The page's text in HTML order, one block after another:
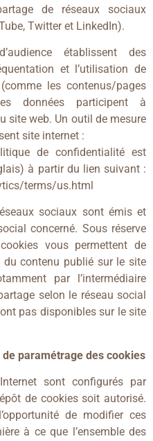
de réseaux sociaux
Twitter et LinkedIn).
établissent des
et l’utilisation de
les contenus/pages
données participent à
site web. Un outil de mesure
site internet :
de confidentialité est
à partir du lien suivant :
terms/us.html
sociaux sont émis et
concerné. Sous réserve
vous permettent de
contenu publié sur le site
par l’intermédiaire
selon le réseau social
pas disponibles sur le site
paramétrage des cookies
sont configurés par
de cookies soit autorisé.
de modifier ces
à ce que l’ensemble des